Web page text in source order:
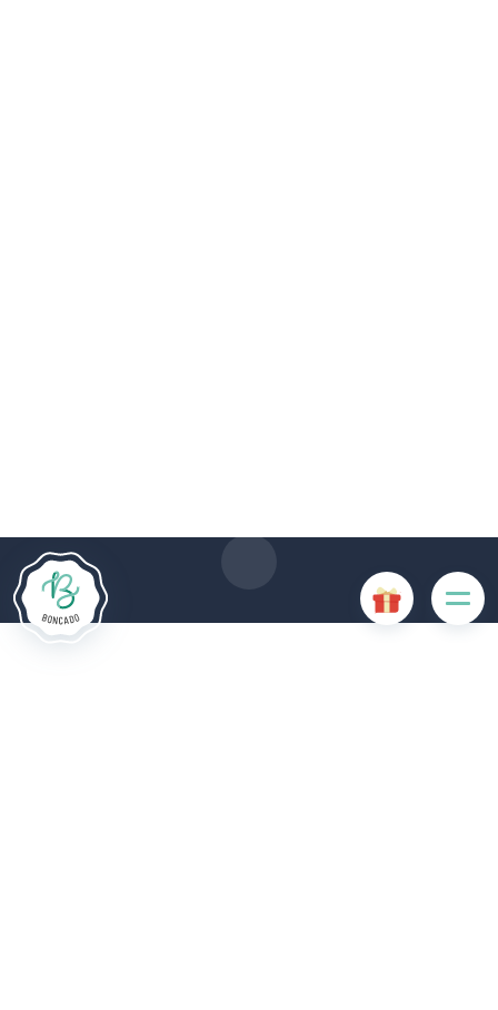
fonctionnalités du site. D'autres cookies sont utilisés à des
fins d'analyse ou de marketing.
Accepter les cookies
Gérer les cookies